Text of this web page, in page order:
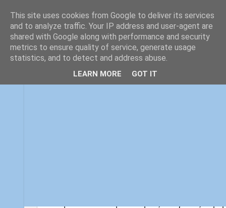
Αρχική Ανέκδοτα Αστεία Status
Παιδί μου τι θα ντυθείς τις απόκριες;
This site uses cookies from Google to deliver its services
and to analyze traffic. Your IP address and user-agent are
shared with Google along with performance and security
metrics to ensure quality of service, generate usage
statistics, and to detect and address abuse.
LEARN MORE GOT IT